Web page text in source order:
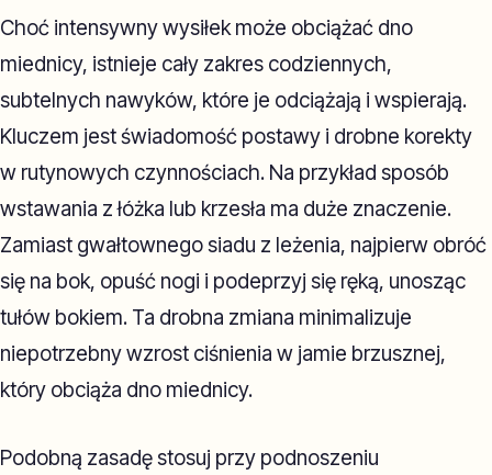
Choć intensywny wysiłek może obciążać dno
miednicy, istnieje cały zakres codziennych,
subtelnych nawyków, które je odciążają i wspierają.
Kluczem jest świadomość postawy i drobne korekty
w rutynowych czynnościach. Na przykład sposób
wstawania z łóżka lub krzesła ma duże znaczenie.
Zamiast gwałtownego siadu z leżenia, najpierw obróć
się na bok, opuść nogi i podeprzyj się ręką, unosząc
tułów bokiem. Ta drobna zmiana minimalizuje
niepotrzebny wzrost ciśnienia w jamie brzusznej,
który obciąża dno miednicy.
Podobną zasadę stosuj przy podnoszeniu